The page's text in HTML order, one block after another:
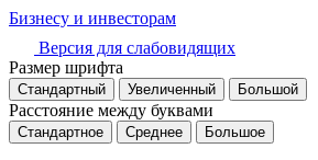
Бизнесу и инвесторам
Версия для слабовидящих
Размер шрифта
Стандартный Увеличенный Большой
Расстояние между буквами
Стандартное Среднее Большое